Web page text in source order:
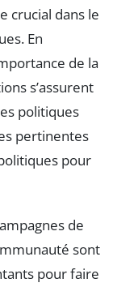
crucial dans le
En
de la
s’assurent
politiques
pertinentes
pour
de
sont
pour faire